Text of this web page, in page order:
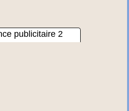
publicitaire 2